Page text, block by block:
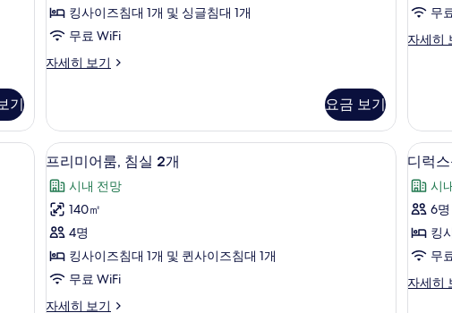
두
보
기
자
세
히
기
기
기
실
개
진
모
두
보
기
킹사이즈침대 1개 및 싱글침대 1개
무료 WiFi
자세히 보기
슈
룸,
침
실
개
자
세
히
보
기
요금 보기
개
모
두
보
기
무
자세히
디
실
개
자
세
히
보
기
, 전자레인지, 오븐
프
리
미
어
룸,
침
고급 침구, 객실 내 금고, 책상, 노트북 작업 공간
8
프리미어룸, 침실 2개
시내 전망
140㎡
4명
킹사이즈침대 1개 및 퀸사이즈침대 1개
무료 WiFi
자세히 보기
프
디
럭
스
룸,
침
3
8
디럭
시
6명
킹
무
자세히
디